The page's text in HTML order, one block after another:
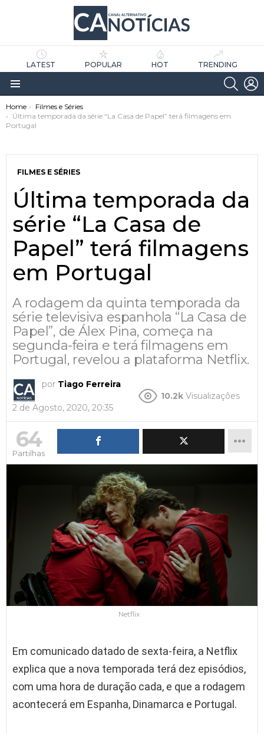
LATEST POPULAR HOT TRENDING
Menu
You are here:
Home
Filmes e Séries
Última temporada da série “La Casa de Papel” terá filmagens em
Portugal
FILMES E SÉRIES
Última temporada da
série “La Casa de
Papel” terá filmagens
em Portugal
A rodagem da quinta temporada da
série televisiva espanhola “La Casa de
Papel”, de Álex Pina, começa na
segunda-feira e terá filmagens em
Portugal, revelou a plataforma Netflix.
por Tiago Ferreira
2 de Agosto, 2020, 20:35
10.2k Visualizações
64
Partilhas
Netflix
Em comunicado datado de sexta-feira, a Netflix
explica que a nova temporada terá dez episódios,
com uma hora de duração cada, e que a rodagem
acontecerá em Espanha, Dinamarca e Portugal.